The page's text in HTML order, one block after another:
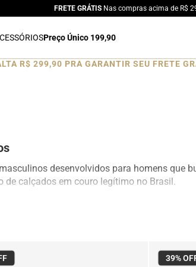
FRETE GRÁTIS Nas compras acima de R$
Preço Único 199,90
R$ 299,90 PRA GARANTIR SEU FRETE
desenvolvidos para homens que
de calçados em couro legítimo no Brasil.
respirabilidade e conforto
mais altura com naturalidade.
39%